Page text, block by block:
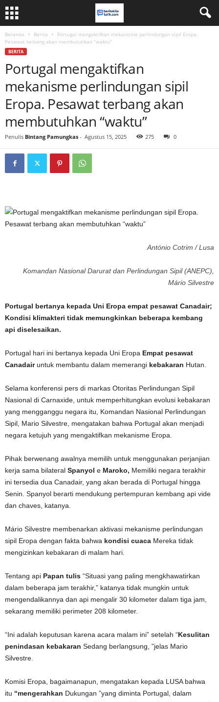
Beranda Berita
Portugal mengaktifkan mekanisme perlindungan sipil Eropa.
Pesawat terbang akan membutuhkan “waktu”
BERITA
Portugal mengaktifkan
mekanisme perlindungan sipil
Eropa. Pesawat terbang akan
membutuhkan “waktu”
Penulis Bintang Pamungkas - Agustus 15, 2025 275 0
António Cotrim / Lusa
Komandan Nasional Darurat dan Perlindungan Sipil (ANEPC),
Mário Silvestre
Portugal bertanya kepada Uni Eropa empat pesawat Canadair;
Kondisi klimakteri tidak memungkinkan beberapa kembang
api diselesaikan.
Portugal hari ini bertanya kepada Uni Eropa Empat pesawat
Canadairuntuk membantu dalam memerangi kebakaran Hutan.
Selama konferensi pers di markas Otoritas Perlindungan Sipil
Nasional di Carnaxide, untuk memperhitungkan evolusi kebakaran
yang mengganggu negara itu, Komandan Nasional Perlindungan
Sipil, Mario Silvestre, mengatakan bahwa Portugal akan menjadi
negara ketujuh yang mengaktifkan mekanisme Eropa.
Pihak berwenang awalnya memilih untuk menggunakan perjanjian
kerja sama bilateral Spanyol e Maroko, Memiliki negara terakhir
ini tersedia dua Canadair, yang akan berada di Portugal hingga
Senin. Spanyol berarti mendukung pertempuran kembang api vide
dan chaves, katanya.
Mário Silvestre membenarkan aktivasi mekanisme perlindungan
sipil Eropa dengan fakta bahwa kondisi cuaca Mereka tidak
mengizinkan kebakaran di malam hari.
Tentang api Papan tulis “Situasi yang paling mengkhawatirkan
dalam beberapa jam terakhir,” katanya tidak mungkin untuk
mengendalikannya dan api mengalir 30 kilometer dalam tiga jam,
sekarang memiliki perimeter 208 kilometer.
“Ini adalah keputusan karena acara malam ini” setelah “Kesulitan
penindasan kebakaran Sedang berlangsung, ”jelas Mario
Silvestre.
Komisi Eropa, bagaimanapun, mengatakan kepada LUSA bahwa
itu “mengerahkan Dukungan ”yang diminta Portugal, dalam